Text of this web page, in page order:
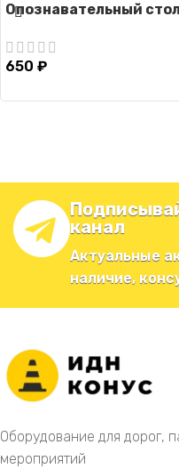
Опознавательный
650 ₽
канал
Актуальные
наличие,
Оборудование для дорог,
мероприятий